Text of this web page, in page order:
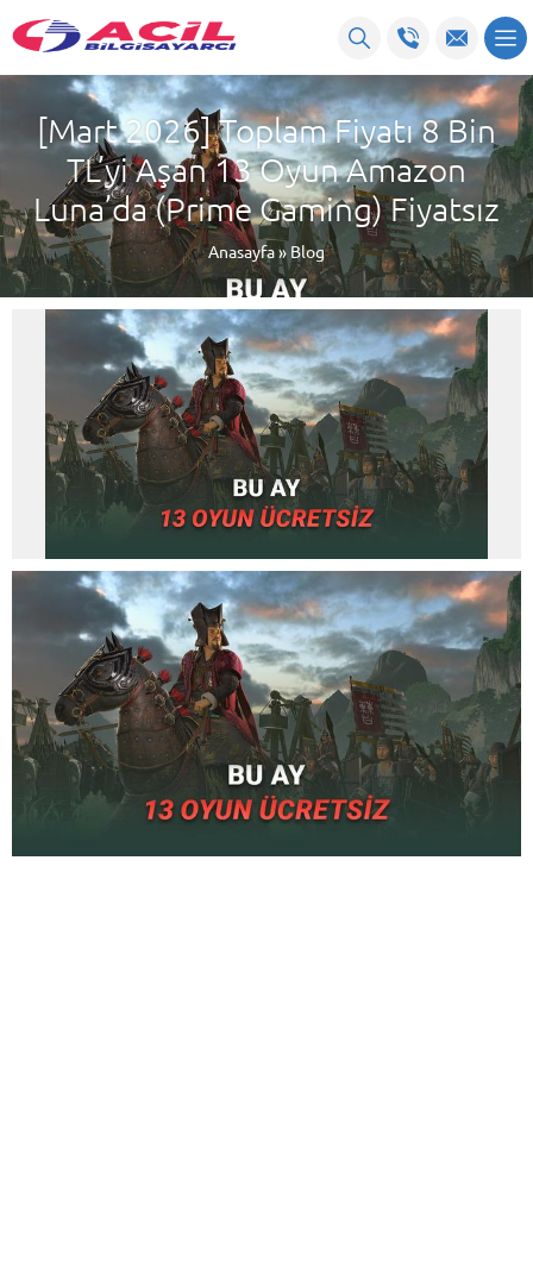
[Mart 2026] Toplam Fiyatı 8 Bin
TL’yi Aşan 13 Oyun Amazon
Luna’da (Prime Gaming) Fiyatsız
Anasayfa» Blog